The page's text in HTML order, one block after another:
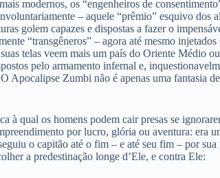
modernos, os “engenheiros de
– aquele “prêmio” esquivo dos
golem capazes e dispostas a fazer o
“transgêneros” – agora até mesmo
telas veem mais um país do Oriente Médio
pelo armamento infernal e,
Apocalipse Zumbi não é apenas uma
qual os homens podem cair presas se
por lucro, glória ou aventura: era
o capitão até o fim – e até seu fim – por
a predestinação longe d’Ele, e contra Ele: